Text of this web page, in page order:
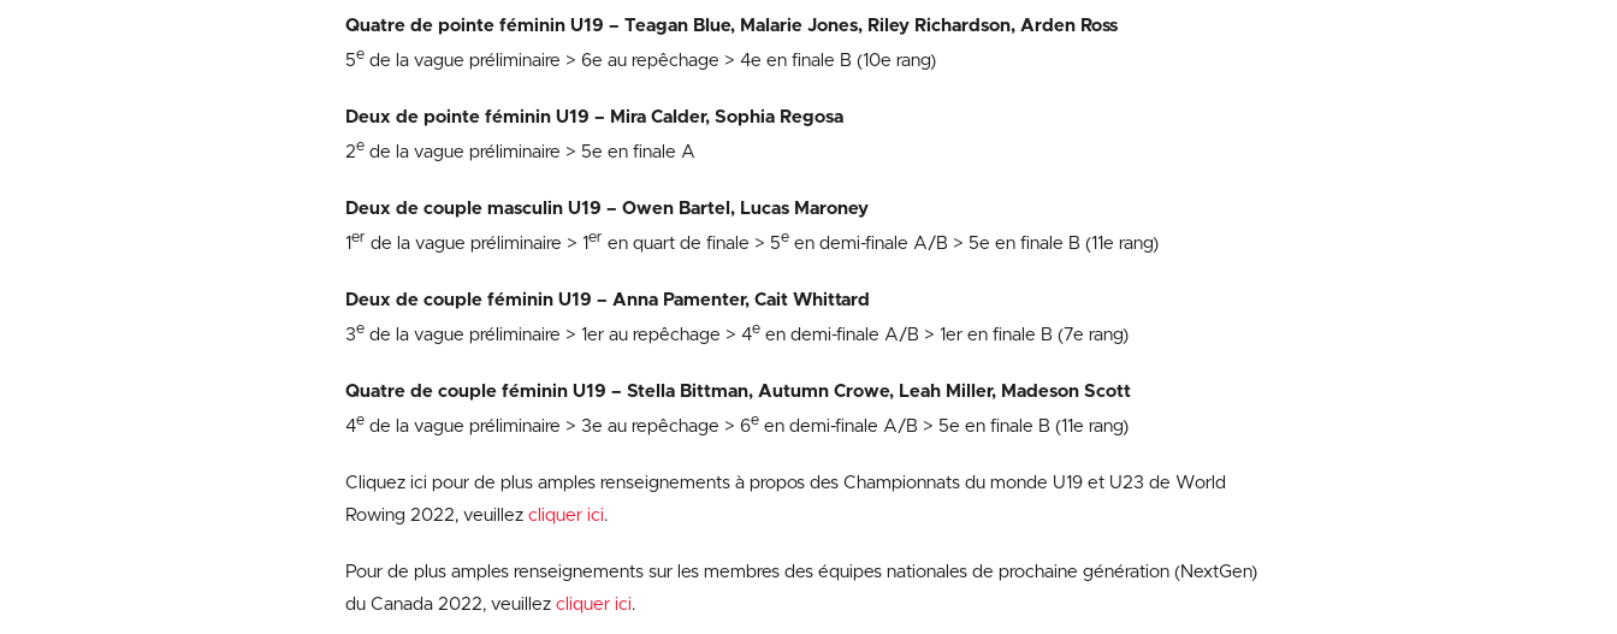
Quatre de pointe féminin U19 – Teagan Blue, Malarie Jones, Riley Richardson, Arden Ross
5e de la vague préliminaire > 6e au repêchage > 4e en finale B (10e rang)
Deux de pointe féminin U19 – Mira Calder, Sophia Regosa
2e de la vague préliminaire > 5e en finale A
Deux de couple masculin U19 – Owen Bartel, Lucas Maroney
1er de la vague préliminaire > 1er en quart de finale > 5e en demi-finale A/B > 5e en finale B (11e rang)
Deux de couple féminin U19 – Anna Pamenter, Cait Whittard
3e de la vague préliminaire > 1er au repêchage > 4e en demi-finale A/B > 1er en finale B (7e rang)
Quatre de couple féminin U19 – Stella Bittman, Autumn Crowe, Leah Miller, Madeson Scott
4e de la vague préliminaire > 3e au repêchage > 6e en demi-finale A/B > 5e en finale B (11e rang)
Cliquez ici pour de plus amples renseignements à propos des Championnats du monde U19 et U23 de World
Rowing 2022, veuillez cliquer ici.
Pour de plus amples renseignements sur les membres des équipes nationales de prochaine génération (NextGen)
du Canada 2022, veuillez cliquer ici.